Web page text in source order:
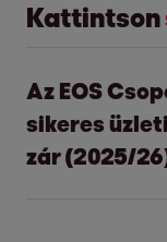
Kattintson
Az EOS
sikeres
zár (2025/